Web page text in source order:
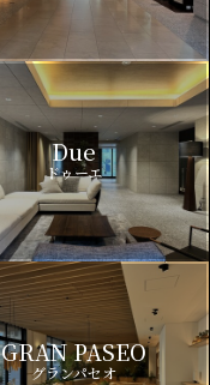
Due
ドゥーエ
GRAN PASEO
グランパセオ